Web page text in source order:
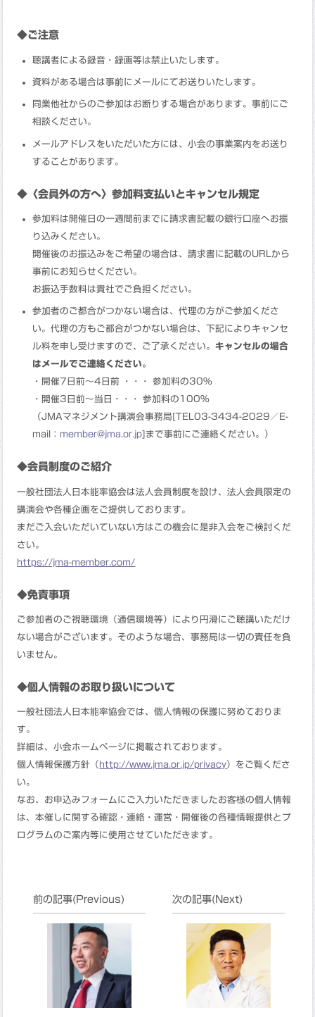
◆ご注意
聴講者による録音・録画等は禁止いたします。
資料がある場合は事前にメールにてお送りいたします。
同業他社からのご参加はお断りする場合があります。事前にご
相談ください。
メールアドレスをいただいた方には、小会の事業案内をお送り
することがあります。
◆〈会員外の方へ〉参加料支払いとキャンセル規定
参加料は開催日の一週間前までに請求書記載の銀行口座へお振
り込みください。
開催後のお振込みをご希望の場合は、請求書に記載のURLから
事前にお知らせください。
お振込手数料は貴社でご負担ください。
参加者のご都合がつかない場合は、代理の方がご参加くださ
い。代理の方もご都合がつかない場合は、下記によりキャンセ
ル料を申し受けますので、ご了承ください。 キャンセルの場合
はメールでご連絡ください。
・開催7日前～4日前 ・・・ 参加料の30%
・開催3日前〜当日・・・ 参加料の100％
（JMAマネジメント講演会事務局[TEL03-3434-2029／E-
mail： member@jma.or.jp]まで事前にご連絡ください。）
◆会員制度のご紹介
一般社団法人日本能率協会は法人会員制度を設け、法人会員限定の
講演会や各種企画をご提供しております。
まだご入会いただいていない方はこの機会に是非入会をご検討くだ
さい。
https://jma-member.com/
◆免責事項
ご参加者のご視聴環境（通信環境等）により円滑にご聴講いただけ
ない場合がございます。そのような場合、事務局は一切の責任を負
いません。
◆個人情報のお取り扱いについて
一般社団法人日本能率協会では、個人情報の保護に努めておりま
す。
詳細は、小会ホームページに掲載されております。
個人情報保護方針（ http://www.jma.or.jp/privacy）をご覧くださ
い。
なお、お申込みフォームにご入力いただきましたお客様の個人情報
は、本催しに関する確認・連絡・運営・開催後の各種情報提供とプ
ログラムのご案内等に使用させていただきます。
前の記事(Previous) 次の記事(Next)